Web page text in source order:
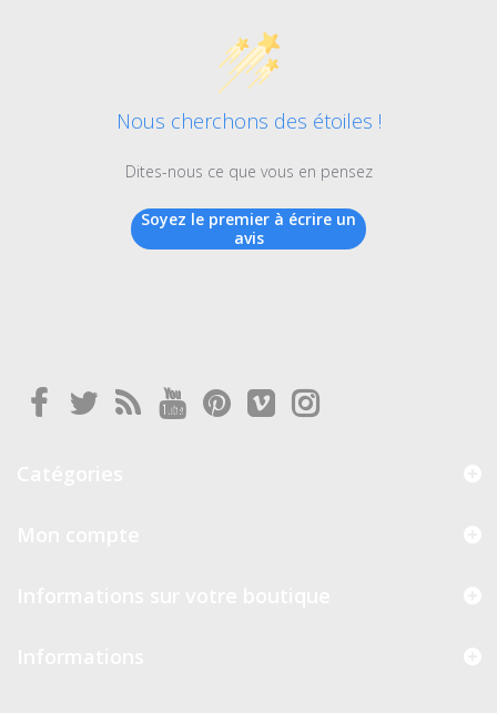
Nous cherchons des étoiles !
Dites-nous ce que vous en pensez
Soyez le premier à écrire un
avis